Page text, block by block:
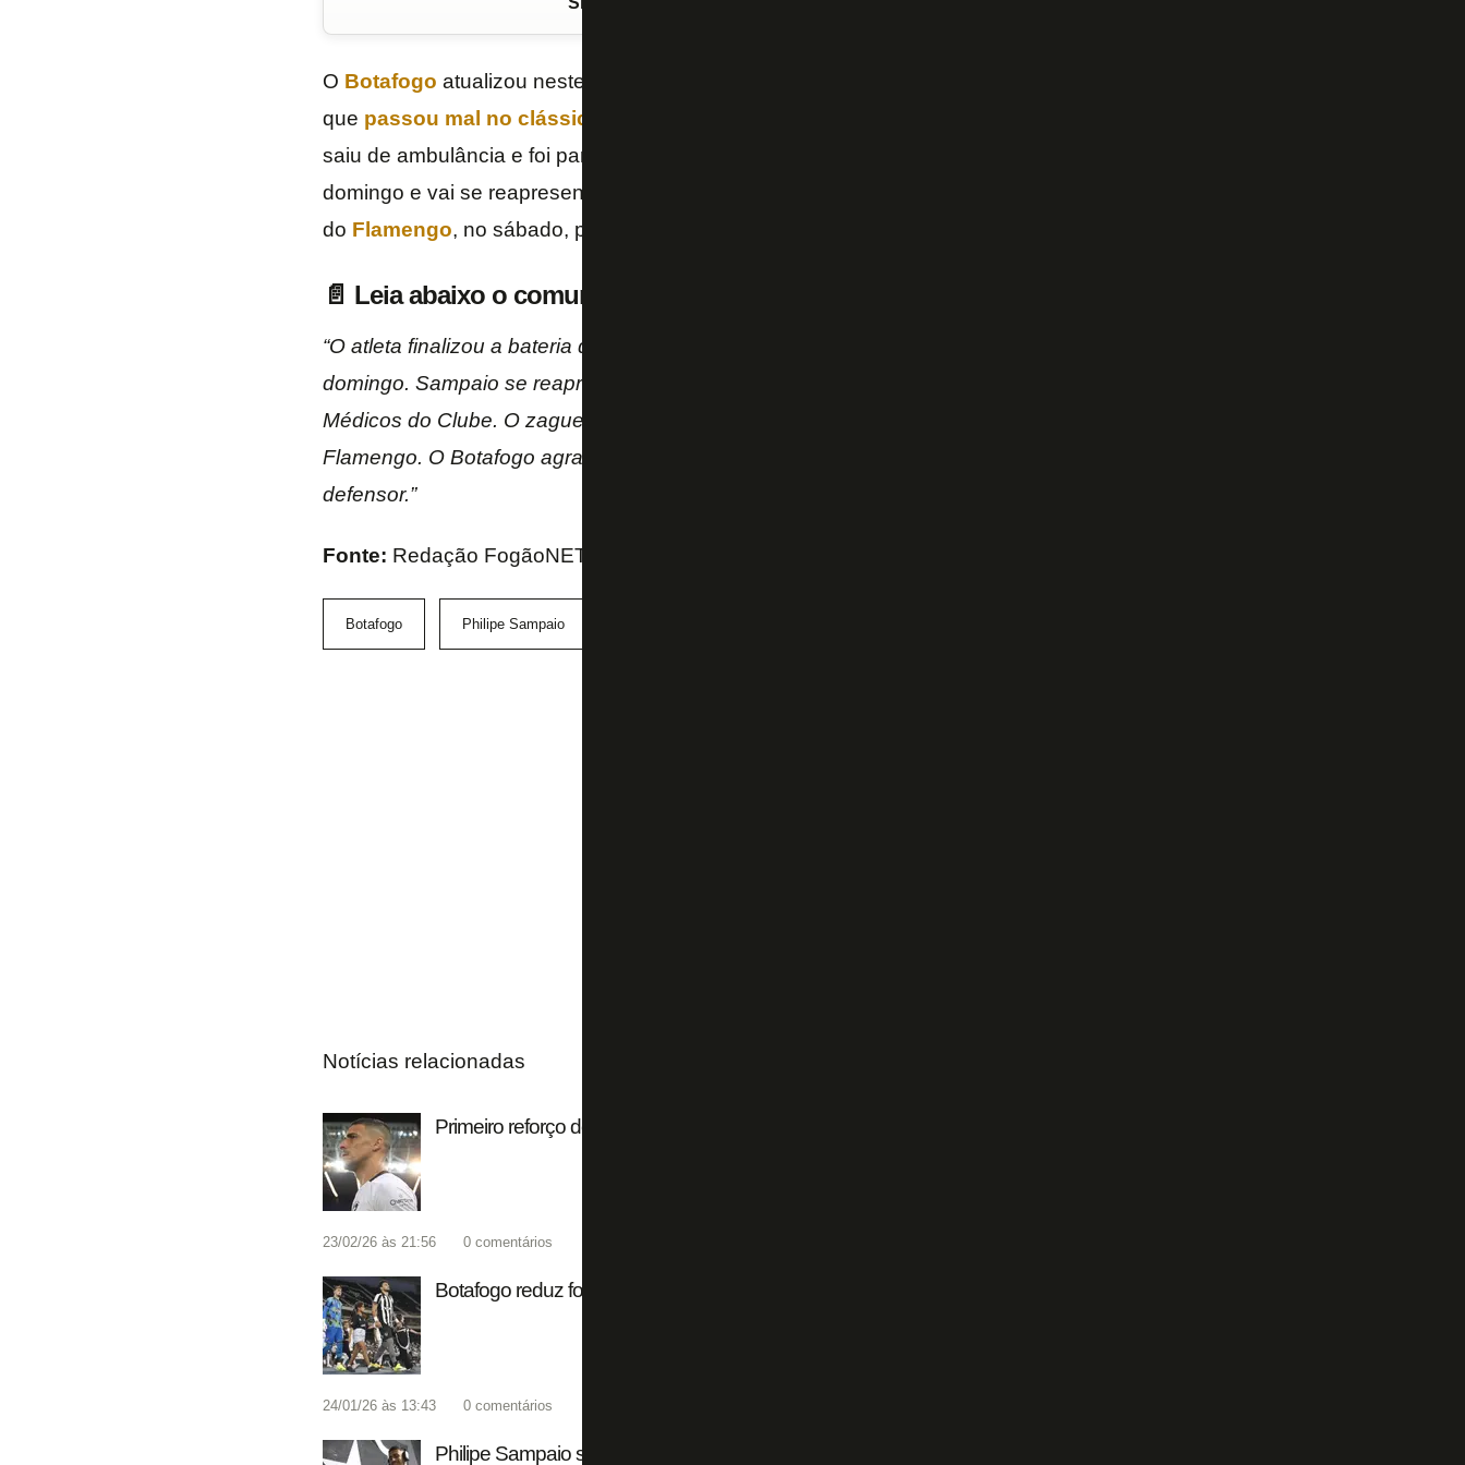
O Botafogo atualizou neste domingo (19/2) a situação do zagueiro
que passou mal no clássico com o Vasco (
saiu de ambulância e foi para hospital realizar exames. O jogador recebeu alta neste
domingo e vai se reapresentar no clube terça-feira. No entanto, será desfalque diante
do Flamengo, no sábado, pela nona rodada do
📄 Leia abaixo o comunicado da assessoria de imprensa do Botafogo:
“O atleta finalizou a bateria de exames e recebeu alta hospitalar na manhã deste
domingo. Sampaio se reapresentará na próxima terça-feira para reavaliação dos
Médicos do Clube. O zagueiro não estará disponível para o jogo diante do
Flamengo. O Botafogo agradece o apoio de todos e deseja plena saúde ao nosso
defensor.”
Fonte: Redação FogãoNET
Botafogo Philipe Sampaio
Notícias relacionadas
Primeiro reforço do Botafogo na era SAF, Philipe Sampaio tem novo clube
23/02/26 às 21:56 0 comentários
Botafogo reduz folha salarial em cerca de R$ 4 milhões após saídas
24/01/26 às 13:43 0 comentários
Philipe Sampaio se despede: ‘Sempre estarei na torcida. Obrigado por tudo,